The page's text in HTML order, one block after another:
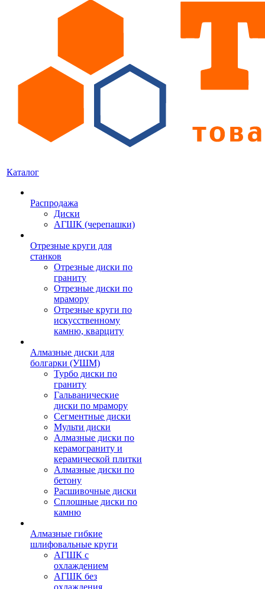
Каталог
Распродажа
Диски
АГШК (черепашки)
Отрезные круги для
станков
Отрезные диски по
граниту
Отрезные диски по
мрамору
Отрезные круги по
искусственному
камню, кварциту
Алмазные диски для
болгарки (УШМ)
Турбо диски по
граниту
Гальванические
диски по мрамору
Сегментные диски
Мульти диски
Алмазные диски по
керамограниту и
керамической плитки
Алмазные диски по
бетону
Расшивочные диски
Сплошные диски по
камню
Алмазные гибкие
шлифовальные круги
АГШК с
охлаждением
АГШК без
охлаждения